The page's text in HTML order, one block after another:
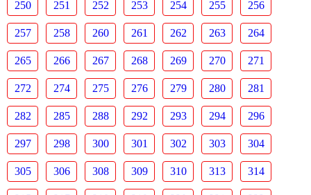
250 251 252 253 254 255 256
257 258 260 261 262 263 264
265 266 267 268 269 270 271
272 274 275 276 279 280 281
282 285 288 292 293 294 296
297 298 300 301 302 303 304
305 306 308 309 310 313 314